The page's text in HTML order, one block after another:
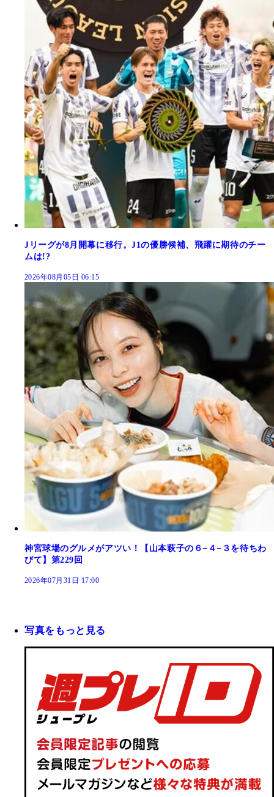
Jリーグが8月開幕に移行。J1の優勝候補、飛躍に期待のチー
ムは!?
2026年08月05日 06:15
神宮球場のグルメがアツい！【山本萩子の６−４−３を待ちわ
びて】第229回
2026年07月31日 17:00
写真をもっと見る